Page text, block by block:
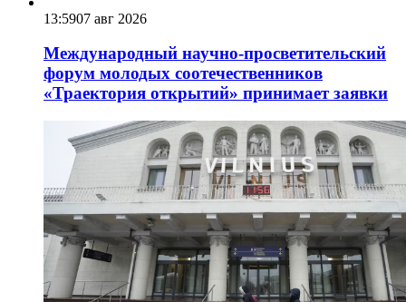
13:5907 авг 2026
Международный научно-просветительский
форум молодых соотечественников
«Траектория открытий» принимает заявки